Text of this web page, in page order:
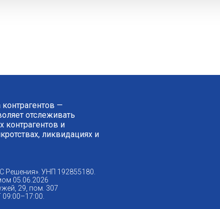
—
отслеживать
контрагентов и
ликвидациях и
Решения». УНП 192855180.
05.06.2026
29, пом. 307